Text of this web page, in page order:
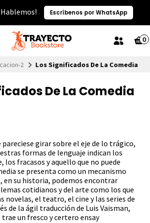
Hablemos! Escríbenos por WhatsApp
0
2 Los Significados De La Comedia
De La Comedia
pareciese girar sobre el eje de lo trágico,
formas de lenguaje indican los
los fracasos y aquello que no puede
se presenta como un mecanismo
en su historia, podemos encontrar
cotidianos y del arte como los que
novelas, el teatro, el cine y las series de
de la ágil traducción de Luis Vaisman,
trae un fresco y certero ensay